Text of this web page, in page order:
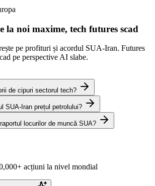
la noi maxime, tech futures scad
pe profituri și acordul SUA-Iran. Futures
pe perspective AI slabe.
de cipuri sectorul tech?
SUA-Iran prețul petrolului?
locurilor de muncă SUA?
acțiuni la nivel mondial